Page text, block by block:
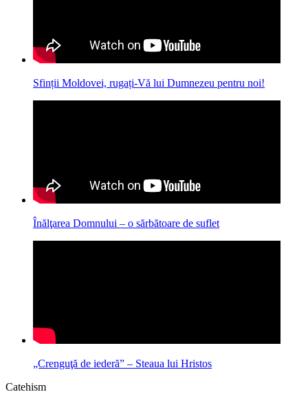
Sfinții Moldovei, rugați-Vă lui Dumnezeu pentru noi!
Înălţarea Domnului – o sărbătoare de suflet
„Crenguţă de iederă” – Steaua lui Hristos
Catehism